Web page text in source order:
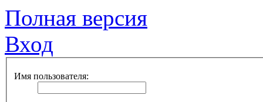
Полная версия
Вход
Имя пользователя: